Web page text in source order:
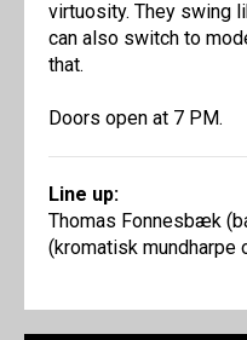
virtuosity. They swing
can also switch to
that.
Doors open at 7 PM.
Line up:
Thomas Fonnesbæk
(kromatisk mundharpe